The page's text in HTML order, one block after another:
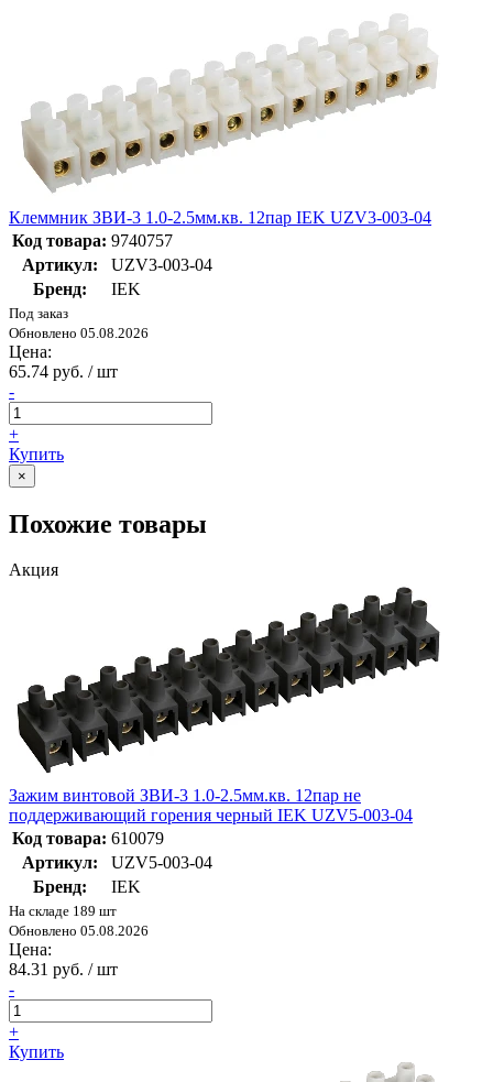
Клеммник ЗВИ-3 1.0-2.5мм.кв. 12пар IEK UZV3-003-04
Код товара: 9740757
Артикул:
UZV3-003-04
Бренд:
IEK
Под заказ
Обновлено 05.08.2026
Цена:
65.74 руб. / шт
-
+
Купить
×
Похожие товары
Акция
Зажим винтовой ЗВИ-3 1.0-2.5мм.кв. 12пар не
поддерживающий горения черный IEK UZV5-003-04
Код товара: 610079
Артикул:
UZV5-003-04
Бренд:
IEK
На складе 189 шт
Обновлено 05.08.2026
Цена:
84.31 руб. / шт
-
+
Купить